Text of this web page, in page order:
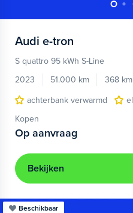
Audi e-tron
S quattro 95 kWh S-Line
2023
51.000 km 368
achterbank verwarmd
Kopen
Op aanvraag
Bekijken
Beschikbaar